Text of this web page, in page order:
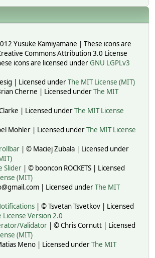
Yusuke Kamiyamane | These icons are
Commons Attribution 3.0 License
icons are licensed underGNU LGPLv3
| Licensed underThe MIT License (MIT)
Cherne | Licensed underThe MIT
| Licensed underThe MIT License
Mohler | Licensed underThe MIT License
| © Maciej Zubala | Licensed under
Slider | © booncon ROCKETS | Licensed
(MIT)
| Licensed underThe MIT
| © Tsvetan Tsvetkov | Licensed
License Version 2.0
Validator | © Chris Cornutt | Licensed
(MIT)
Meno | Licensed underThe MIT